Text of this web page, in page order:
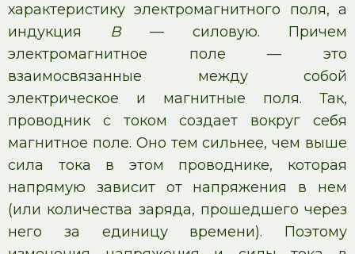
характеристику электромагнитного поля, а
индукция B— силовую. Причем
электромагнитное поле — это
взаимосвязанные между собой
электрическое и магнитные поля. Так,
проводник с током создает вокруг себя
магнитное поле. Оно тем сильнее, чем выше
сила тока в этом проводнике, которая
напрямую зависит от напряжения в нем
(или количества заряда, прошедшего через
него за единицу времени). Поэтому